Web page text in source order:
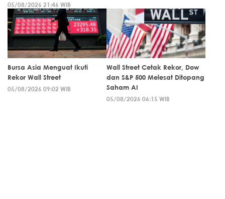
05/08/2026 21:46 WIB
Bursa Asia Menguat Ikuti
Rekor Wall Street
05/08/2026 09:02 WIB
Wall Street Cetak Rekor, Dow
dan S&P 500 Melesat Ditopang
Saham AI
05/08/2026 06:15 WIB